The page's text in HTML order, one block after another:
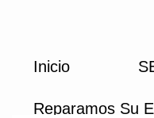
Inicio
Reparamos Su